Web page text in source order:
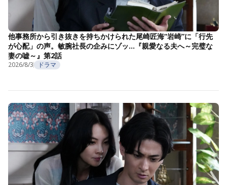
他事務所から引き抜きを持ちかけられた尾崎匠海“岩崎”に「行先
が心配」の声。敏腕社長の企みにゾッ…『親愛なる夫へ～完璧な
妻の嘘～』第2話
2026/8/3 ドラマ